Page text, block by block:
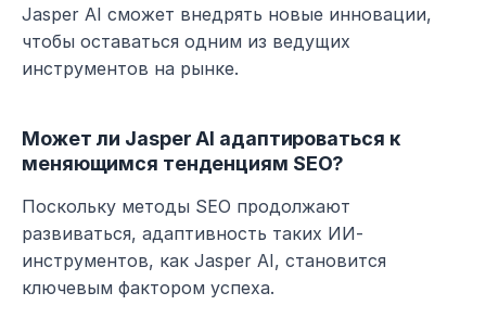
Jasper AI сможет внедрять новые инновации,
чтобы оставаться одним из ведущих
инструментов на рынке.
Может ли Jasper AI адаптироваться к
меняющимся тенденциям SEO?
Поскольку методы SEO продолжают
развиваться, адаптивность таких ИИ-
инструментов, как Jasper AI, становится
ключевым фактором успеха.